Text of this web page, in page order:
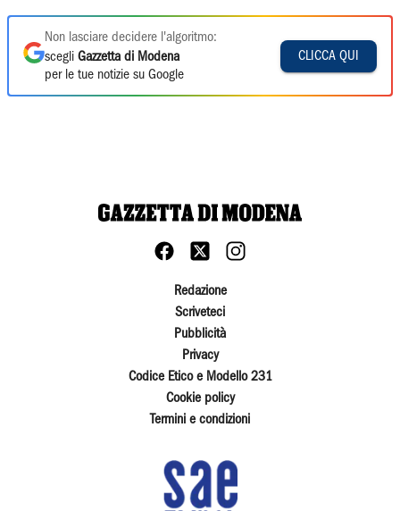
Non lasciare decidere l'algoritmo:
scegli Gazzetta di Modena
per le tue notizie su Google
CLICCA QUI
Redazione
Scriveteci
Pubblicità
Privacy
Codice Etico e Modello 231
Cookie policy
Termini e condizioni